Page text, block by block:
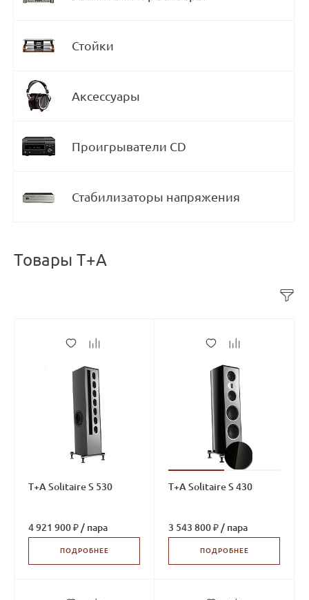
Стойки
Аксессуары
Проигрыватели CD
Стабилизаторы напряжения
Товары T+A
T+A Solitaire S 530
4 921 900 ₽ / пара
ПОДРОБНЕЕ
T+A Solitaire S 430
3 543 800 ₽ / пара
ПОДРОБНЕЕ